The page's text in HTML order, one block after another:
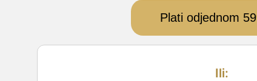
Plati odjednom
Ili: